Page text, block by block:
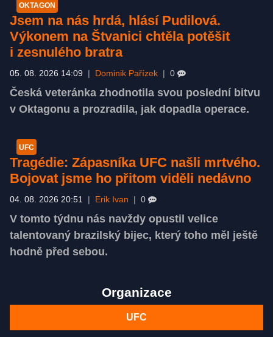
OKTAGON
Jsem na nás hrdá, hlásí Pudilová.
Výkonem na Štvanici chtěla potěšit
i zesnulého bratra
05. 08. 2026 14:09 Dominik Pařízek 0
Česká veteránka zhodnotila svou poslední bitvu
v Oktagonu a prozradila, jak dopadla operace.
UFC
Tragédie: Zápasníka UFC našli mrtvého.
Bojovat jsme ho přitom viděli nedávno
04. 08. 2026 20:51 Erik Ivan 0
V tomto týdnu nás navždy opustil velice
talentovaný brazilský bijec, který toho měl ještě
hodně před sebou.
Organizace
UFC